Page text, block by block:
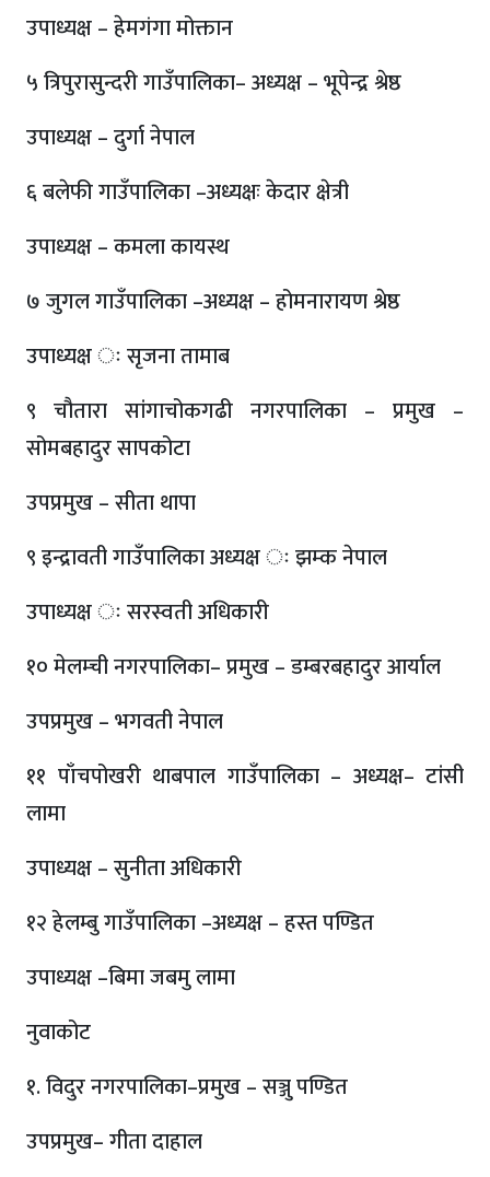
उपाध्यक्ष – हेमगंगा मोक्तान
५ त्रिपुरासुन्दरी गाउँपालिका– अध्यक्ष – भूपेन्द्र श्रेष्ठ
उपाध्यक्ष – दुर्गा नेपाल
६ बलेफी गाउँपालिका –अध्यक्षः केदार क्षेत्री
उपाध्यक्ष – कमला कायस्थ
७ जुगल गाउँपालिका –अध्यक्ष – होमनारायण श्रेष्ठ
उपाध्यक्ष ः सृजना तामाब
९ चौतारा सांगाचोकगढी नगरपालिका – प्रमुख –
सोमबहादुर सापकोटा
उपप्रमुख – सीता थापा
९ इन्द्रावती गाउँपालिका अध्यक्ष ः झम्क नेपाल
उपाध्यक्ष ः सरस्वती अधिकारी
१० मेलम्ची नगरपालिका– प्रमुख – डम्बरबहादुर आर्याल
उपप्रमुख – भगवती नेपाल
११ पाँचपोखरी थाबपाल गाउँपालिका – अध्यक्ष– टांसी
लामा
उपाध्यक्ष – सुनीता अधिकारी
१२ हेलम्बु गाउँपालिका –अध्यक्ष – हस्त पण्डित
उपाध्यक्ष –बिमा जबमु लामा
नुवाकोट
१. विदुर नगरपालिका–प्रमुख – सञ्जु पण्डित
उपप्रमुख– गीता दाहाल